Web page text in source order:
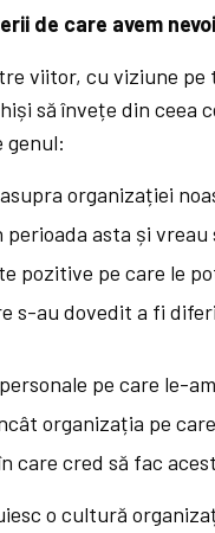
de care avem
viitor, cu viziune pe
să învețe din ceea
genul:
organizației
asta și vreau
pozitive pe care le
s-au dovedit a fi
pe care le-
organizația pe
care cred să fac
o cultură